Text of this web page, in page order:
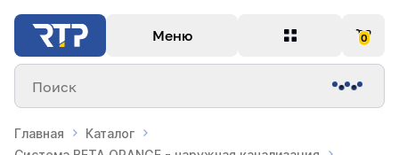
Меню 0
Поиск
Главная
Каталог